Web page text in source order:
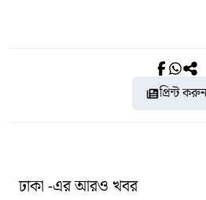
প্রিন্ট করুন
ঢাকা -এর আরও খবর